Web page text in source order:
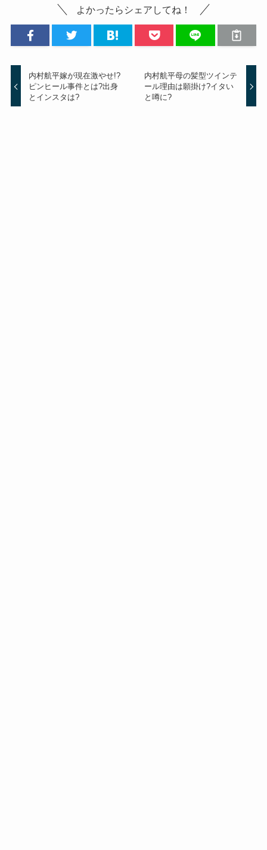
よかったらシェアしてね！
内村航平嫁が現在激やせ!?
ピンヒール事件とは?出身
とインスタは?
内村航平母の髪型ツインテ
ール理由は願掛け?イタい
と噂に?